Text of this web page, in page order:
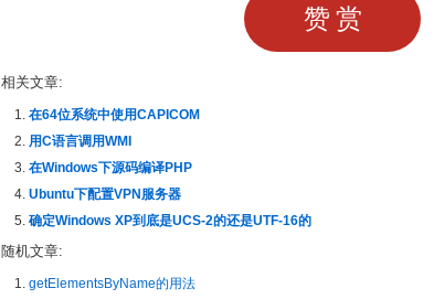
赞赏
相关文章:
在64位系统中使用CAPICOM
用C语言调用WMI
在Windows下源码编译PHP
Ubuntu下配置VPN服务器
确定Windows XP到底是UCS-2的还是UTF-16的
随机文章:
getElementsByName的用法